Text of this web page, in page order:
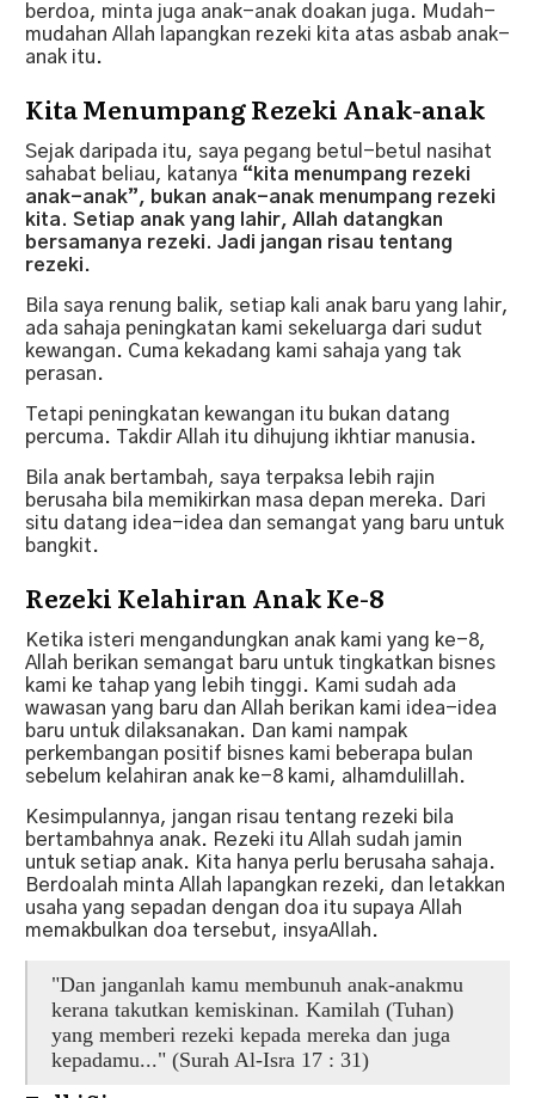
berdoa, minta juga anak-anak doakan juga. Mudah-
mudahan Allah lapangkan rezeki kita atas asbab anak-
anak itu.
Kita Menumpang Rezeki Anak-anak
Sejak daripada itu, saya pegang betul-betul nasihat
sahabat beliau, katanya “kita menumpang rezeki
anak-anak”, bukan anak-anak menumpang rezeki
kita. Setiap anak yang lahir, Allah datangkan
bersamanya rezeki. Jadi jangan risau tentang
rezeki.
Bila saya renung balik, setiap kali anak baru yang lahir,
ada sahaja peningkatan kami sekeluarga dari sudut
kewangan. Cuma kekadang kami sahaja yang tak
perasan.
Tetapi peningkatan kewangan itu bukan datang
percuma. Takdir Allah itu dihujung ikhtiar manusia.
Bila anak bertambah, saya terpaksa lebih rajin
berusaha bila memikirkan masa depan mereka. Dari
situ datang idea-idea dan semangat yang baru untuk
bangkit.
Rezeki Kelahiran Anak Ke-8
Ketika isteri mengandungkan anak kami yang ke-8,
Allah berikan semangat baru untuk tingkatkan bisnes
kami ke tahap yang lebih tinggi. Kami sudah ada
wawasan yang baru dan Allah berikan kami idea-idea
baru untuk dilaksanakan. Dan kami nampak
perkembangan positif bisnes kami beberapa bulan
sebelum kelahiran anak ke-8 kami, alhamdulillah.
Kesimpulannya, jangan risau tentang rezeki bila
bertambahnya anak. Rezeki itu Allah sudah jamin
untuk setiap anak. Kita hanya perlu berusaha sahaja.
Berdoalah minta Allah lapangkan rezeki, dan letakkan
usaha yang sepadan dengan doa itu supaya Allah
memakbulkan doa tersebut, insyaAllah.
"Dan janganlah kamu membunuh anak-anakmu
kerana takutkan kemiskinan. Kamilah (Tuhan)
yang memberi rezeki kepada mereka dan juga
kepadamu..." (Surah Al-Isra 17 : 31)